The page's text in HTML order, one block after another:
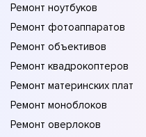
Ремонт ноутбуков
Ремонт фотоаппаратов
Ремонт объективов
Ремонт квадрокоптеров
Ремонт материнских плат
Ремонт моноблоков
Ремонт оверлоков